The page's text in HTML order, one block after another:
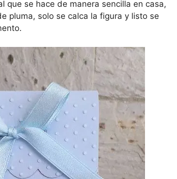
que se hace de manera sencilla en casa,
pluma, solo se calca la figura y listo se